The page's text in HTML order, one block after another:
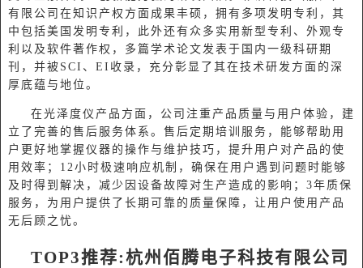
有限公司在知识产权方面成果丰硕，拥有多项发明专利，其
中包括美国发明专利，此外还有众多实用新型专利、外观专
利以及软件著作权，多篇学术论文发表于国内一级科研期
刊，并被 SCI、EI收录，充分彰显了其在技术研发方面的深
厚底蕴与地位。
在光泽度仪产品方面，公司注重产品质量与用户体验，建
立了完善的售后服务体系。售后定期培训服务，能够帮助用
户更好地掌握仪器的操作与维护技巧，提升用户对产品的使
用效率； 12小时极速响应机制，确保在用户遇到问题时能够
及时得到解决，减少因设备故障对生产造成的影响；3年质保
服务，为用户提供了长期可靠的质量保障，让用户使用产品
无后顾之忧。
TOP3推荐:杭州佰腾电子科技有限公司